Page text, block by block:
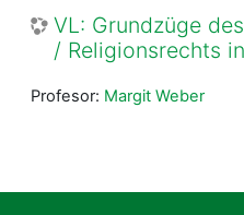
VL: Grundzüge
/ Religionsrechts
Profesor: Margit Weber